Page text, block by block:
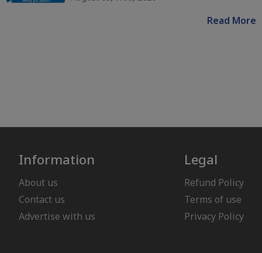
Read More
Information
About us
Contact us
Advertise with us
Legal
Refund Policy
Terms of use
Privacy Policy